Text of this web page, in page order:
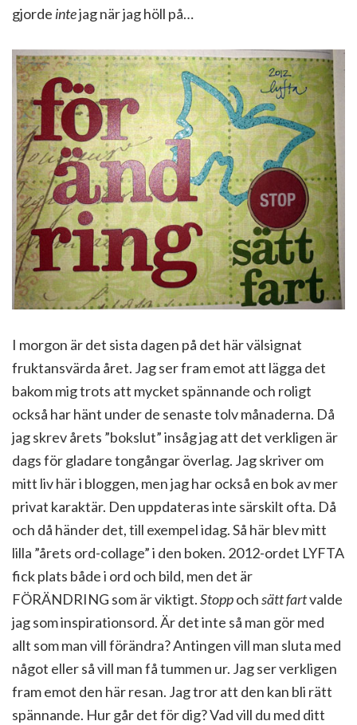
gjorde intejag när jag höll på…
I morgon är det sista dagen på det här välsignat
fruktansvärda året. Jag ser fram emot att lägga det
bakom mig trots att mycket spännande och roligt
också har hänt under de senaste tolv månaderna. Då
jag skrev årets ”bokslut” insåg jag att det verkligen är
dags för gladare tongångar överlag. Jag skriver om
mitt liv här i bloggen, men jag har också en bok av mer
privat karaktär. Den uppdateras inte särskilt ofta. Då
och då händer det, till exempel idag. Så här blev mitt
lilla ”årets ord-collage” i den boken. 2012-ordet LYFTA
fick plats både i ord och bild, men det är
FÖRÄNDRING som är viktigt.Stoppochsätt fartvalde
jag som inspirationsord. Är det inte så man gör med
allt som man vill förändra? Antingen vill man sluta med
något eller så vill man få tummen ur. Jag ser verkligen
fram emot den här resan. Jag tror att den kan bli rätt
spännande. Hur går det för dig? Vad vill du med ditt